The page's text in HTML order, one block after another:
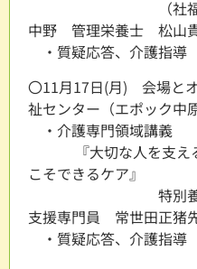
（社福）東京
中野 管理栄養士 松山
・質疑応答、介護指
〇11月17日(月) 会場と
祉センター（エポック
・介護専門領域講義
『大切な人を支える
こそできるケア』
特別養護老人
支援専門員 常世田正猪
・質疑応答、介護指